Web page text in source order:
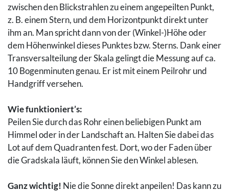
zwischen den Blickstrahlen zu einem angepeilten Punkt,
z. B. einem Stern, und dem Horizontpunkt direkt unter
ihm an. Man spricht dann von der (Winkel-)Höhe oder
dem Höhenwinkel dieses Punktes bzw. Sterns. Dank einer
Transversalteilung der Skala gelingt die Messung auf ca.
10 Bogenminuten genau. Er ist mit einem Peilrohr und
Handgriff versehen.
Wie funktioniert’s:
Peilen Sie durch das Rohr einen beliebigen Punkt am
Himmel oder in der Landschaft an. Halten Sie dabei das
Lot auf dem Quadranten fest. Dort, wo der Faden über
die Gradskala läuft, können Sie den Winkel ablesen.
Ganz wichtig! Nie die Sonne direkt anpeilen! Das kann zu